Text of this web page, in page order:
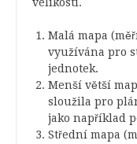
velikostí.
Malá mapa
využívána pro
jednotek.
Menší větší
sloužila pro
jako například
Střední mapa